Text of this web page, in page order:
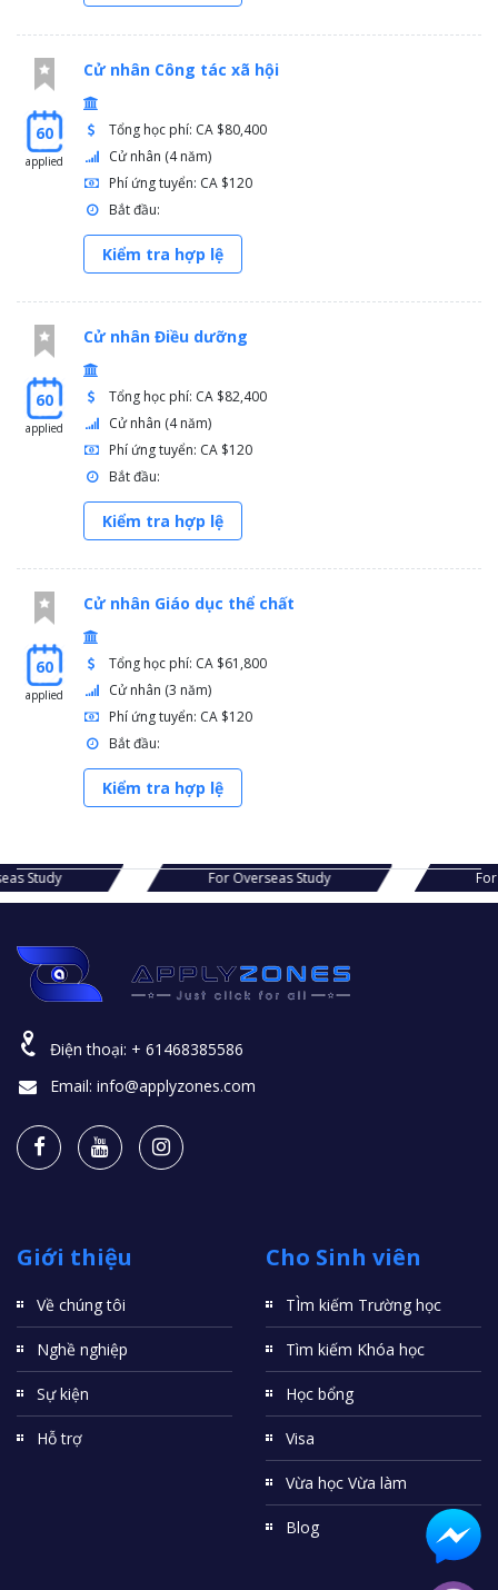
60
applied
Cử nhân Công tác xã hội
Tổng học phí: CA $80,400
Cử nhân (4 năm)
Phí ứng tuyển: CA $120
Bắt đầu:
Kiểm tra hợp lệ
60
applied
Cử nhân Điều dưỡng
Tổng học phí: CA $82,400
Cử nhân (4 năm)
Phí ứng tuyển: CA $120
Bắt đầu:
Kiểm tra hợp lệ
60
applied
Cử nhân Giáo dục thể chất
Tổng học phí: CA $61,800
Cử nhân (3 năm)
Phí ứng tuyển: CA $120
Bắt đầu:
Kiểm tra hợp lệ
Study For Overseas Study For
Điện thoại: + 61468385586
Email: info@applyzones.com
Giới thiệu
Về chúng tôi
Nghề nghiệp
Sự kiện
Hỗ trợ
Cho Sinh viên
TÌm kiếm Trường học
Tìm kiếm Khóa học
Học bổng
Visa
Vừa học Vừa làm
Blog